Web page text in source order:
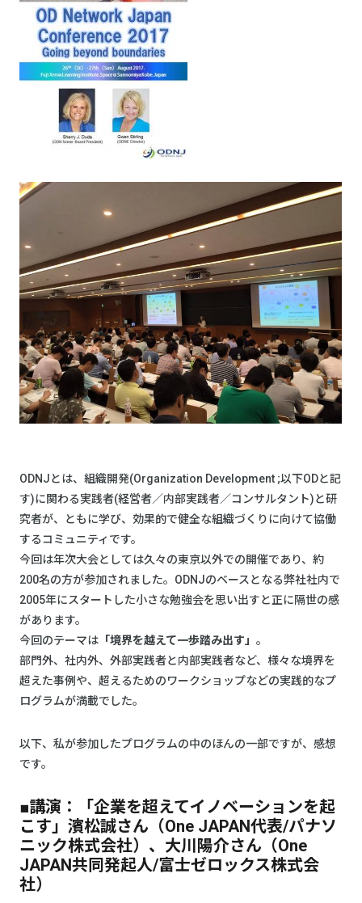
ODNJとは、組織開発(Organization Development ;以下ODと記
す)に関わる実践者(経営者／内部実践者／コンサルタント)と研
究者が、ともに学び、効果的で健全な組織づくりに向けて協働
するコミュニティです。
今回は年次大会としては久々の東京以外での開催であり、約
200名の方が参加されました。ODNJのベースとなる弊社社内で
2005年にスタートした小さな勉強会を思い出すと正に隔世の感
があります。
今回のテーマは「境界を越えて一歩踏み出す」 。
部門外、社内外、外部実践者と内部実践者など、様々な境界を
超えた事例や、超えるためのワークショップなどの実践的なプ
ログラムが満載でした。
以下、私が参加したプログラムの中のほんの一部ですが、感想
です。
■講演：「企業を超えてイノベーションを起
こす」濱松誠さん（One JAPAN代表/パナソ
ニック株式会社）、大川陽介さん（One
JAPAN共同発起人/富士ゼロックス株式会
社）